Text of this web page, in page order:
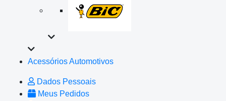
Acessórios Automotivos
Dados Pessoais
Meus Pedidos